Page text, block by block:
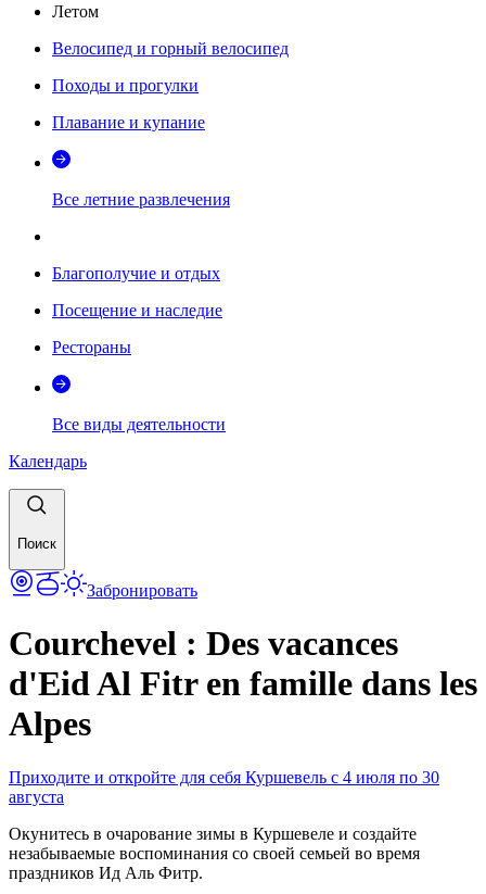
Летом
Велосипед и горный велосипед
Походы и прогулки
Плавание и купание
Все летние развлечения
Благополучие и отдых
Посещение и наследие
Рестораны
Все виды деятельности
Календарь
Поиск
Забронировать
Courchevel : Des vacances
d'Eid Al Fitr en famille dans les
Alpes
Приходите и откройте для себя Куршевель с 4 июля по 30
августа
Окунитесь в очарование зимы в Куршевеле и создайте
незабываемые воспоминания со своей семьей во время
праздников Ид Аль Фитр.